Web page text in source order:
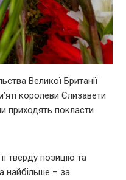
Великої Британії
королеви Єлизавети
приходять покласти
тверду позицію та
найбільше – за